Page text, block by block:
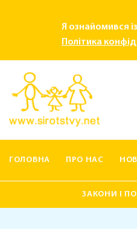
Я ознайомився
Політика
ГОЛОВНА ПРО НАС
ЗАКОНИ І